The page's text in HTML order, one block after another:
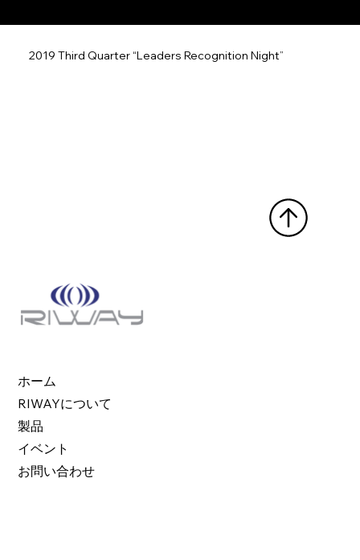
2019 Third Quarter “Leaders Recognition Night”
ホーム
RIWAYについて
製品
イベント
お問い合わせ